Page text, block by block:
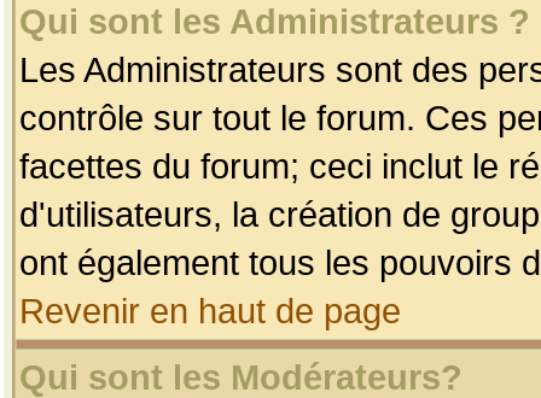
Qui sont les Administrateurs ?
Les Administrateurs sont des
contrôle sur tout le forum. Ces
facettes du forum; ceci inclut le
d'utilisateurs, la création de
ont également tous les pouvoirs
Revenir en haut de page
Qui sont les Modérateurs?